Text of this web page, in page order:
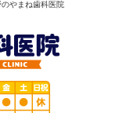
やまね歯科医院